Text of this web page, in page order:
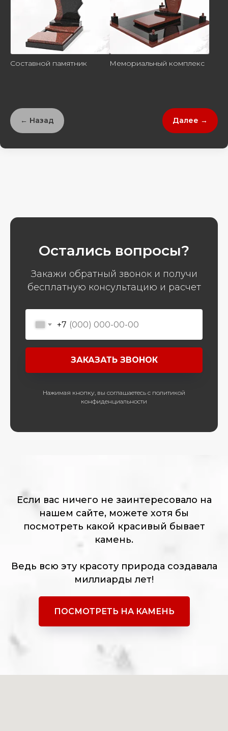
Составной памятник Мемориальный комплекс
← Назад Далее →
Остались вопросы?
Закажи обратный звонок и получи
бесплатную консультацию и расчет
+7
ЗАКАЗАТЬ ЗВОНОК
Нажимая кнопку, вы соглашаетесь с политикой
конфиденциальности
Если вас ничего не заинтересовало на
нашем сайте, можете хотя бы
посмотреть какой красивый бывает
камень.
Ведь всю эту красоту природа создавала
миллиарды лет!
ПОСМОТРЕТЬ НА КАМЕНЬ